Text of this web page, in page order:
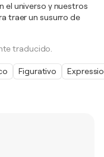
el universo y nuestros
traer un susurro de
traducido.
Figurativo